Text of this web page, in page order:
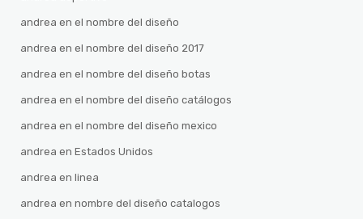
andrea en el nombre del diseño
andrea en el nombre del diseño 2017
andrea en el nombre del diseño botas
andrea en el nombre del diseño catálogos
andrea en el nombre del diseño mexico
andrea en Estados Unidos
andrea en linea
andrea en nombre del diseño catalogos